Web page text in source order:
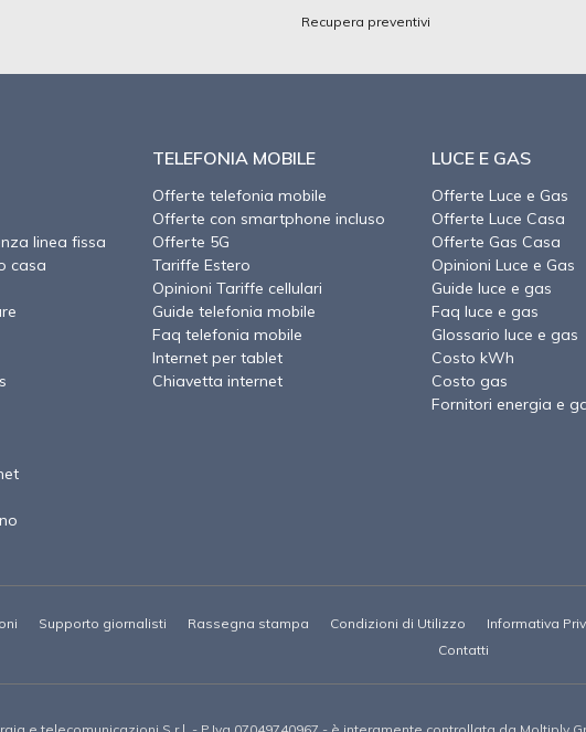
Recupera preventivi
linea fissa
casa
TELEFONIA MOBILE
Offerte telefonia mobile
Offerte con smartphone incluso
Offerte 5G
Tariffe Estero
Opinioni Tariffe cellulari
Guide telefonia mobile
Faq telefonia mobile
Internet per tablet
Chiavetta internet
LUCE E GAS
Offerte Luce e Gas
Offerte Luce Casa
Offerte Gas Casa
Opinioni Luce e Gas
Guide luce e gas
Faq luce e gas
Glossario luce e gas
Costo kWh
Costo gas
Fornitori energia e
Supporto giornalisti Rassegna stampa Condizioni di Utilizzo Informativa
Contatti